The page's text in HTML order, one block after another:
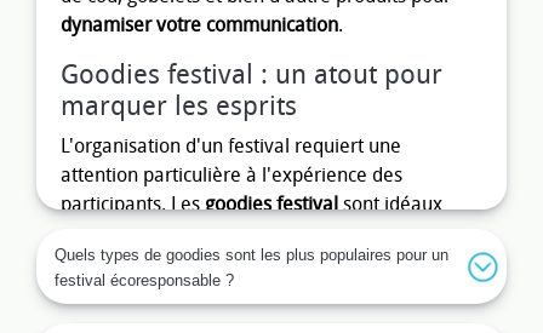
dynamiser votre communication.
Goodies festival : un atout pour
marquer les esprits
L'organisation d'un festival requiert une
attention particulière à l'expérience des
participants. Lesgoodies festivalsont idéaux
événement. En distribuant des objets
promotionnels judicieusement choisis et
personnalisés à l'effigie de votre festival, vous
Quels types de goodies sont les plus populaires pour un
festival écoresponsable ?